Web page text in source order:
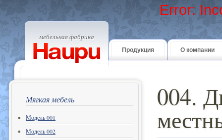
Error:
Продукция О компании
мебельная фабрика
Мягкая мебель
Модель 001
Модель 002
004.